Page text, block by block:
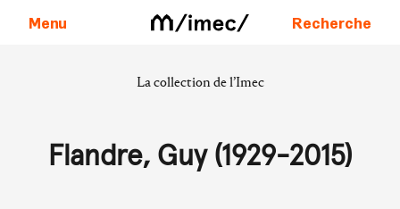
Menu Recherche
La collection de l’Imec
Flandre, Guy (1929-2015)